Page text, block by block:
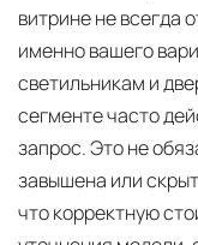
витрине не всегда
именно вашего
светильникам и
сегменте часто
запрос. Это не
завышена или
что корректную